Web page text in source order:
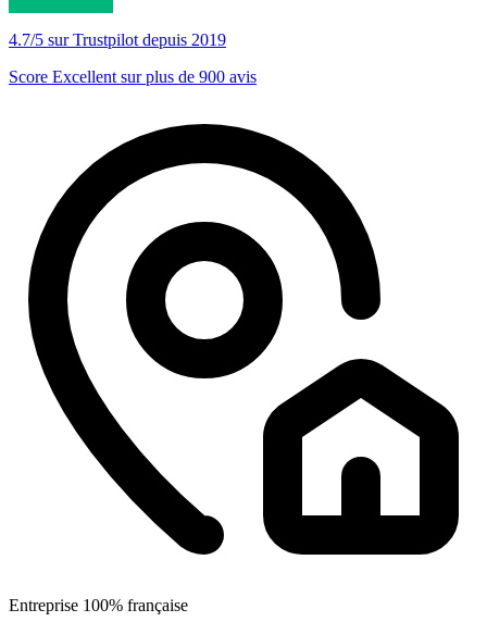
4.7/5 sur Trustpilot depuis 2019
Score Excellent sur plus de 900 avis
Entreprise 100% française